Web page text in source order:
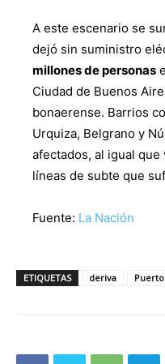
A este escenario se
dejó sin suministro
millones de personas
Ciudad de Buenos
bonaerense. Barrios
Urquiza, Belgrano y
afectados, al igual
líneas de subte que
Fuente: La Nación
ETIQUETAS deriva